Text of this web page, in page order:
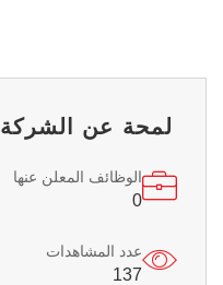
لمحة عن الشركة
الوظائف المعلن عنها
0
عدد المشاهدات
137